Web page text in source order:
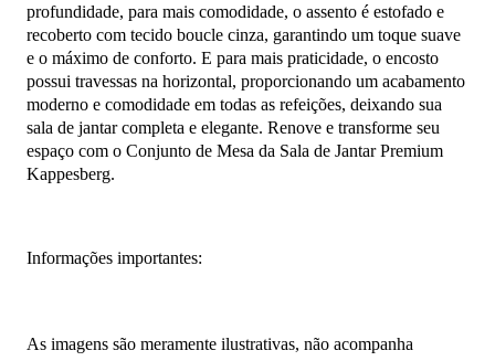
profundidade, para mais comodidade, o assento é estofado e
recoberto com tecido boucle cinza, garantindo um toque suave
e o máximo de conforto. E para mais praticidade, o encosto
possui travessas na horizontal, proporcionando um acabamento
moderno e comodidade em todas as refeições, deixando sua
sala de jantar completa e elegante. Renove e transforme seu
espaço com o Conjunto de Mesa da Sala de Jantar Premium
Kappesberg.
Informações importantes:
As imagens são meramente ilustrativas, não acompanha